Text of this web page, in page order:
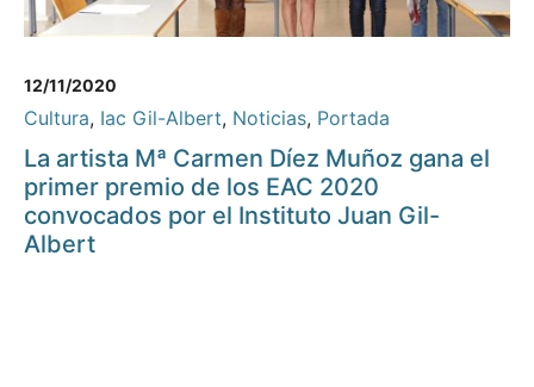
12/11/2020
Cultura, Iac Gil-Albert, Noticias, Portada
La artista Mª Carmen Díez Muñoz gana el
primer premio de los EAC 2020
convocados por el Instituto Juan Gil-
Albert